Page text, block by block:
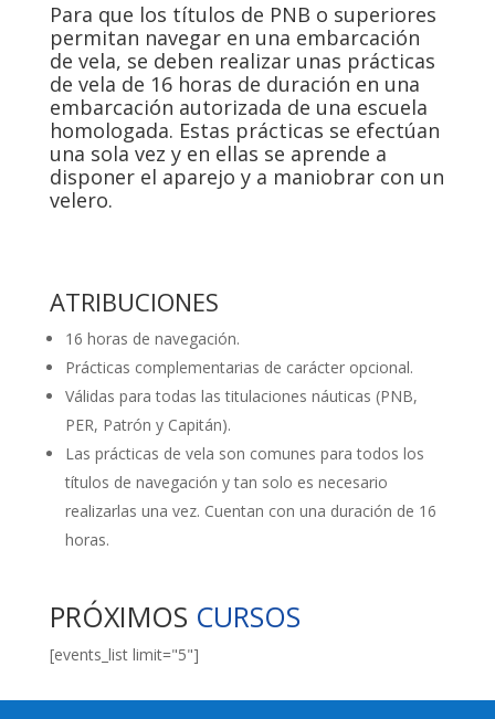
Para que los títulos de PNB o superiores
permitan navegar en una embarcación
de vela, se deben realizar unas prácticas
de vela de 16 horas de duración en una
embarcación autorizada de una escuela
homologada. Estas prácticas se efectúan
una sola vez y en ellas se aprende a
disponer el aparejo y a maniobrar con un
velero.​
ATRIBUCIONES
16 horas de navegación.
Prácticas complementarias de carácter opcional.
Válidas para todas las titulaciones náuticas (PNB,
PER, Patrón y Capitán).
Las prácticas de vela son comunes para todos los
títulos de navegación y tan solo es necesario
realizarlas una vez. Cuentan con una duración de 16
horas.
PRÓXIMOS CURSOS
[events_list limit="5"]